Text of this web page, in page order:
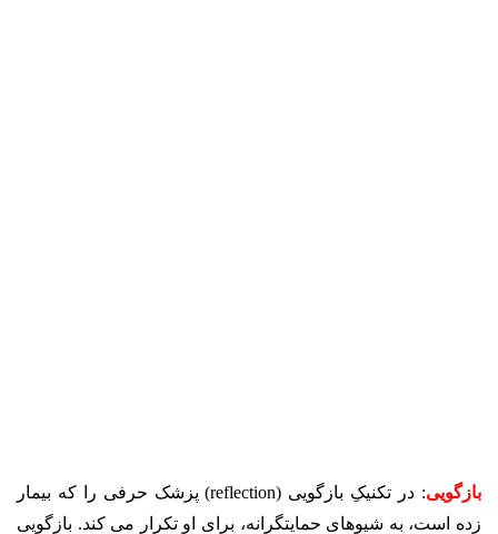
بازگویی
: در تکنیکِ بازگویی (reflection) پزشک حرفی را که بیمار
زده است، به شیوهای حمایتگرانه، برای او تکرار می کند. بازگویی